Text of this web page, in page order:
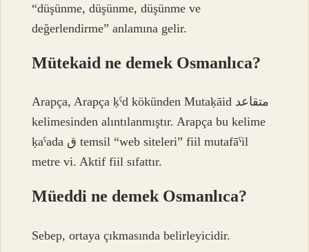
“düşünme, düşünme, düşünme ve
değerlendirme” anlamına gelir.
Mütekaid ne demek Osmanlıca?
Arapça, Arapça ḳˁd kökünden Mutaḳāid متقاعد
kelimesinden alıntılanmıştır. Arapça bu kelime
ḳaˁada ق temsil “web siteleri” fiil mutafāˁil
metre vi. Aktif fiil sıfattır.
Müeddi ne demek Osmanlıca?
Sebep, ortaya çıkmasında belirleyicidir.